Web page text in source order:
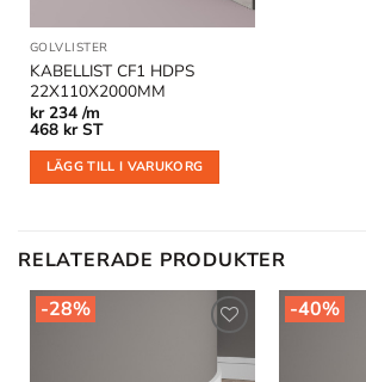
GOLVLISTER
KABELLIST CF1 HDPS
22X110X2000MM
kr234 /m
468 kr ST
LÄGG TILL I VARUKORG
RELATERADE PRODUKTER
-28%
Lägg till
-40%